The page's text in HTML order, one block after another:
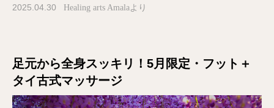
2025.04.30 Healing arts Amalaより
足元から全身スッキリ！5月限定・フット＋
タイ古式マッサージ